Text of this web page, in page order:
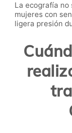
La ecografía no
mujeres con
ligera presión